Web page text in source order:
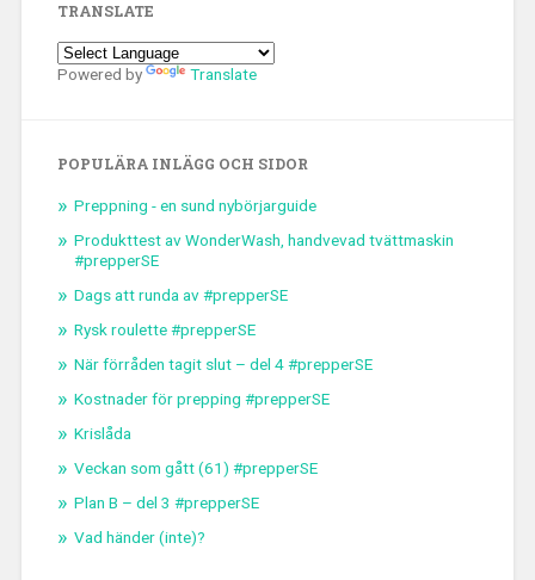
TRANSLATE
Powered by Translate
POPULÄRA INLÄGG OCH SIDOR
Preppning - en sund nybörjarguide
Produkttest av WonderWash, handvevad tvättmaskin
#prepperSE
Dags att runda av #prepperSE
Rysk roulette #prepperSE
När förråden tagit slut – del 4 #prepperSE
Kostnader för prepping #prepperSE
Krislåda
Veckan som gått (61) #prepperSE
Plan B – del 3 #prepperSE
Vad händer (inte)?